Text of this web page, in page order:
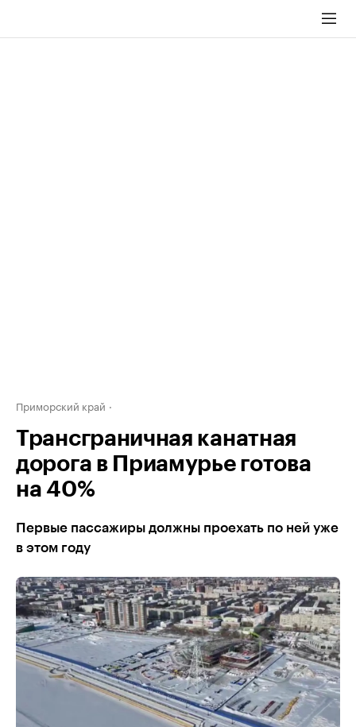
Приморский край
Трансграничная канатная
дорога в Приамурье готова
на 40%
Первые пассажиры должны проехать по ней уже
в этом году